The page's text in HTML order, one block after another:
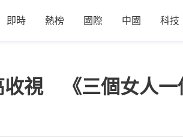
即時 熱榜 國際 中國 科技
收視 《三個女人